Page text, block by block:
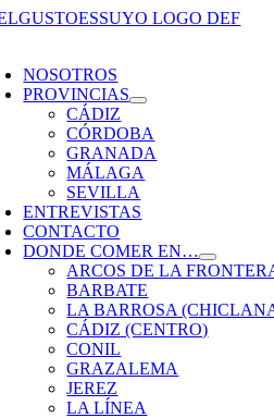
Saltar
NOSOTROS
PROVINCIAS
CÁDIZ
CÓRDOBA
GRANADA
MÁLAGA
SEVILLA
ENTREVISTAS
CONTACTO
DONDE COMER EN…
ARCOS DE LA
BARBATE
LA BARROSA
CÁDIZ (CENTRO)
CONIL
GRAZALEMA
JEREZ
LA LÍNEA